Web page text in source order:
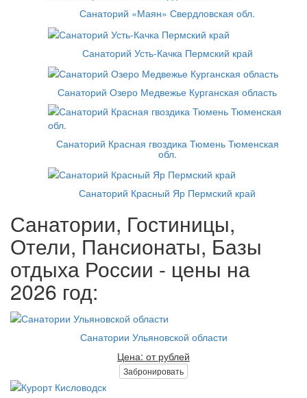
Санаторий «Маян» Свердловская обл.
Санаторий Усть-Качка Пермский край
Санаторий Озеро Медвежье Курганская область
Санаторий Красная гвоздика Тюмень Тюменская
обл.
Санаторий Красный Яр Пермский край
Санатории, Гостиницы,
Отели, Пансионаты, Базы
отдыха России - цены на
2026 год:
Санатории Ульяновской области
Цена: от рублей
Забронировать